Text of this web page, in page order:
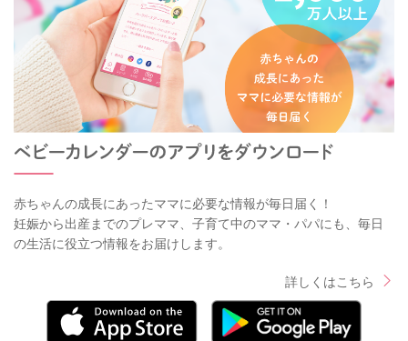
赤ちゃんの成長にあったママに必要な情報が毎日届く！
妊娠から出産までのプレママ、子育て中のママ・パパにも、毎日
の生活に役立つ情報をお届けします。
詳しくはこちら